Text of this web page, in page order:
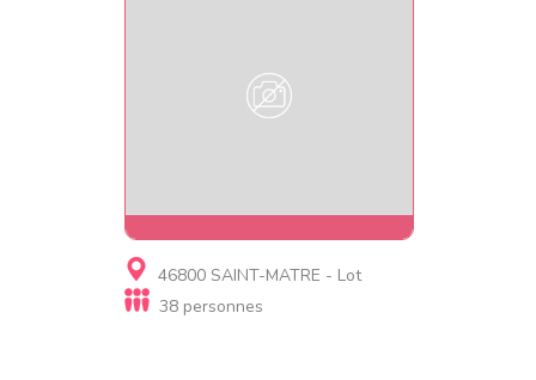
Gite, Chambre d'hôtes, Gite
insolite
Domaine les Moustans
46800 SAINT-MATRE - Lot
38 personnes